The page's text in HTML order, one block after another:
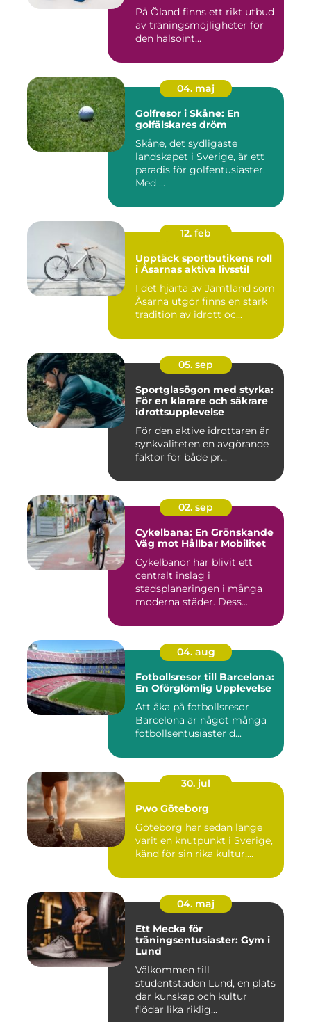
På Öland finns ett rikt utbud
av träningsmöjligheter för
den hälsoint...
04. maj
Golfresor i Skåne: En
golfälskares dröm
Skåne, det sydligaste
landskapet i Sverige, är ett
paradis för golfentusiaster.
Med ...
12. feb
Upptäck sportbutikens roll
i Åsarnas aktiva livsstil
I det hjärta av Jämtland som
Åsarna utgör finns en stark
tradition av idrott oc...
05. sep
Sportglasögon med styrka:
För en klarare och säkrare
idrottsupplevelse
För den aktive idrottaren är
synkvaliteten en avgörande
faktor för både pr...
02. sep
Cykelbana: En Grönskande
Väg mot Hållbar Mobilitet
Cykelbanor har blivit ett
centralt inslag i
stadsplaneringen i många
moderna städer. Dess...
04. aug
Fotbollsresor till Barcelona:
En Oförglömlig Upplevelse
Att åka på fotbollsresor
Barcelona är något många
fotbollsentusiaster d...
30. jul
Pwo Göteborg
Göteborg har sedan länge
varit en knutpunkt i Sverige,
känd för sin rika kultur,...
04. maj
Ett Mecka för
träningsentusiaster: Gym i
Lund
Välkommen till
studentstaden Lund, en plats
där kunskap och kultur
flödar lika riklig...